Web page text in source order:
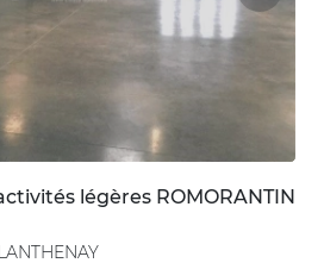
légères ROMORANTIN